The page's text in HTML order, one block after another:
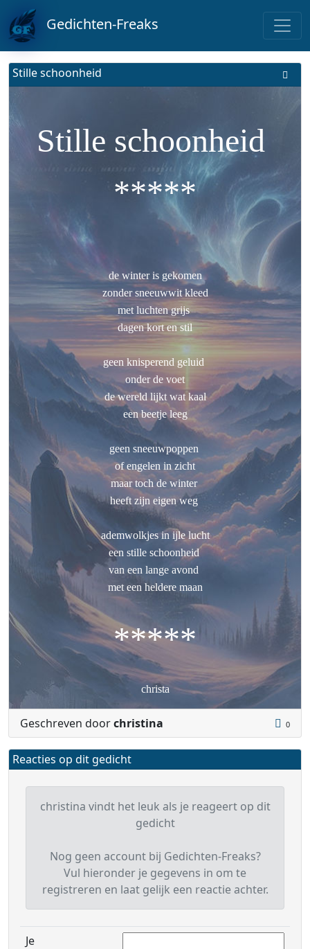
Gedichten-Freaks
Stille schoonheid
Stille schoonheid
*****
de winter is gekomen
zonder sneeuwwit kleed
met luchten grijs
dagen kort en stil
geen knisperend geluid
onder de voet
de wereld lijkt wat kaal
een beetje leeg
geen sneeuwpoppen
of engelen in zicht
maar toch de winter
heeft zijn eigen weg
ademwolkjes in ijle lucht
een stille schoonheid
van een lange avond
met een heldere maan
*****
christa
Geschreven doorchristina 0
Reacties op dit gedicht
christina vindt het leuk als je reageert op dit
gedicht
Nog geen account bij Gedichten-Freaks?
Vul hieronder je gegevens in om te
registreren en laat gelijk een reactie achter.
Je